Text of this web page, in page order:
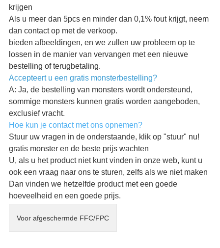
krijgen
Als u meer dan 5pcs en minder dan 0,1% fout krijgt, neem
dan contact op met de verkoop.
bieden afbeeldingen, en we zullen uw probleem op te
lossen in de manier van vervangen met een nieuwe
bestelling of terugbetaling.
Accepteert u een gratis monsterbestelling?
A: Ja, de bestelling van monsters wordt ondersteund,
sommige monsters kunnen gratis worden aangeboden,
exclusief vracht.
Hoe kun je contact met ons opnemen?
Stuur uw vragen in de onderstaande, klik op "stuur" nu!
gratis monster en de beste prijs wachten
U, als u het product niet kunt vinden in onze web, kunt u
ook een vraag naar ons te sturen, zelfs als we niet maken
Dan vinden we hetzelfde product met een goede
hoeveelheid en een goede prijs.
Voor afgeschermde FFC/FPC